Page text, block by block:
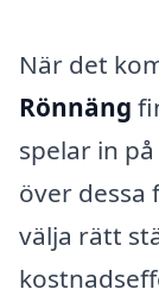
När det
Rönnäng
spelar in
över dessa
välja rätt